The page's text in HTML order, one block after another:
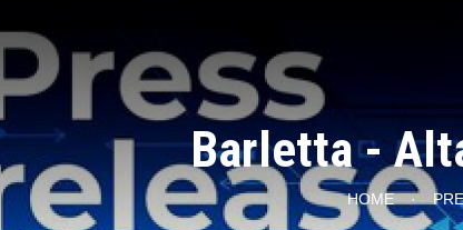
Barletta -
HOME ·